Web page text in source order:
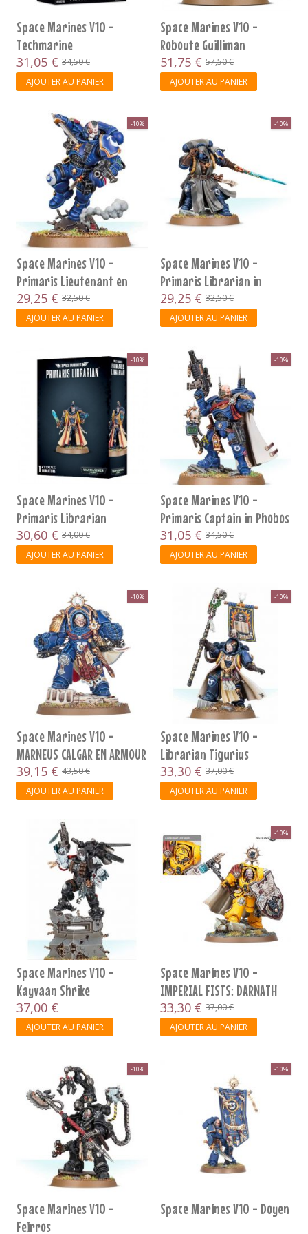
Space Marines V10 -
Techmarine
31,05 € 34,50 €
AJOUTER AU PANIER
Space Marines V10 -
Roboute Guilliman
51,75 € 57,50 €
AJOUTER AU PANIER
-10%
Space Marines V10 -
Primaris Lieutenant en
Armure Reiver
29,25 € 32,50 €
AJOUTER AU PANIER
-10%
Space Marines V10 -
Primaris Librarian in
Phobos Armour
29,25 € 32,50 €
AJOUTER AU PANIER
-10%
Space Marines V10 -
Primaris Librarian
30,60 € 34,00 €
AJOUTER AU PANIER
-10%
Space Marines V10 -
Primaris Captain in Phobos
Armour
31,05 € 34,50 €
AJOUTER AU PANIER
-10%
Space Marines V10 -
MARNEUS CALGAR EN ARMOUR
D'ANTILOCHUS
39,15 € 43,50 €
AJOUTER AU PANIER
-10%
Space Marines V10 -
Librarian Tigurius
33,30 € 37,00 €
AJOUTER AU PANIER
Space Marines V10 -
Kayvaan Shrike
37,00 €
AJOUTER AU PANIER
-10%
Space Marines V10 -
IMPERIAL FISTS: DARNATH
LYSANDER
33,30 € 37,00 €
AJOUTER AU PANIER
-10%
Space Marines V10 -
Feirros
-10%
Space Marines V10 - Doyen